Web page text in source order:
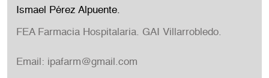
Ismael Pérez Alpuente.
FEA Farmacia Hospitalaria. GAI Villarrobledo.
Email: ipafarm@gmail.com